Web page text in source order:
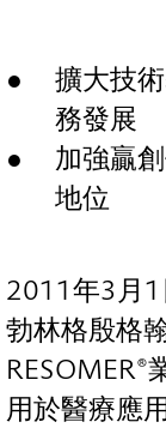
擴大技
務發展
加強贏
地位
2011年3月1
勃林格殷格
RESOMER®
用於醫療應